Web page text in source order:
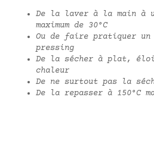
De la laver à la main à
maximum de 30°C
Ou de faire pratiquer un
pressing
De la sécher à plat,
chaleur
De ne surtout pas la
De la repasser à 150°C